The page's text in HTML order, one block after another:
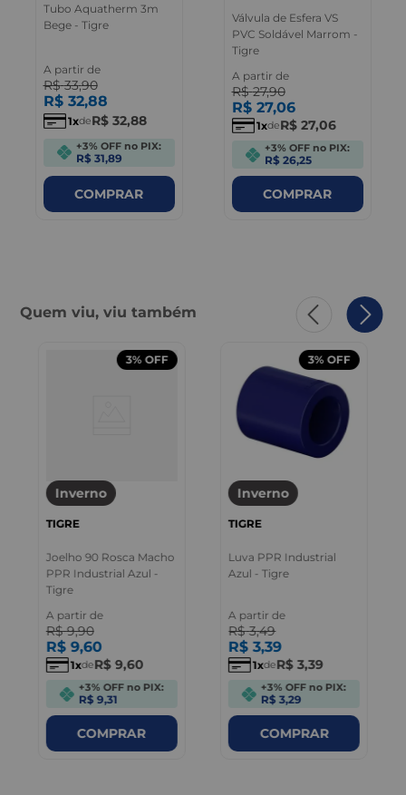
Tubo Aquatherm 3m
Bege - Tigre
A partir de
R$ 33,90
R$ 32,88
1 deR$ 32,88
+3% OFF no PIX:
R$ 31,89
COMPRAR
Válvula de Esfera VS
PVC Soldável Marrom -
Tigre
A partir de
R$ 27,90
R$ 27,06
1 deR$ 27,06
+3% OFF no PIX:
R$ 26,25
COMPRAR
Quem viu, viu também
3% OFF
Inverno
TIGRE
Joelho 90 Rosca Macho
PPR Industrial Azul -
Tigre
A partir de
R$ 9,90
R$ 9,60
1 deR$ 9,60
+3% OFF no PIX:
R$ 9,31
COMPRAR
3% OFF
Inverno
TIGRE
Luva PPR Industrial
Azul - Tigre
A partir de
R$ 3,49
R$ 3,39
1 deR$ 3,39
+3% OFF no PIX:
R$ 3,29
COMPRAR